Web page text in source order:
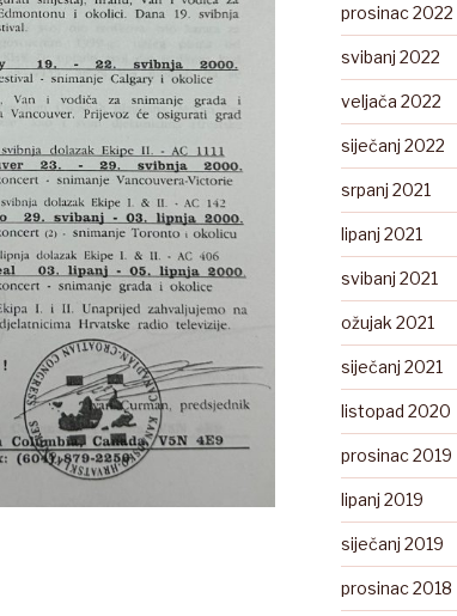
prosinac 2022
svibanj 2022
veljača 2022
siječanj 2022
srpanj 2021
lipanj 2021
svibanj 2021
ožujak 2021
siječanj 2021
listopad 2020
prosinac 2019
lipanj 2019
siječanj 2019
prosinac 2018